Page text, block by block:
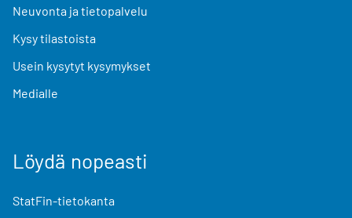
Neuvonta ja tietopalvelu
Kysy tilastoista
Usein kysytyt kysymykset
Medialle
Löydä nopeasti
StatFin-tietokanta